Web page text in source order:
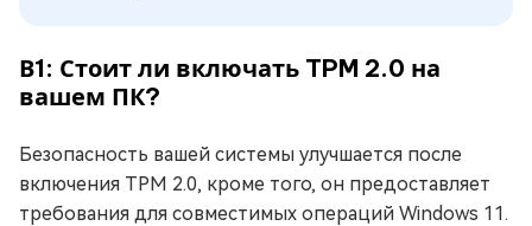
В1: Стоит ли включать TPM 2.0 на
вашем ПК?
Безопасность вашей системы улучшается после
включения TPM 2.0, кроме того, он предоставляет
требования для совместимых операций Windows 11.